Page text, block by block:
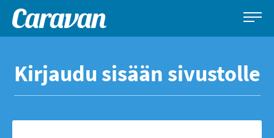
sisältöön
Caravan-
Leirintämatkailun
Kirjaudu sisään sivustolle